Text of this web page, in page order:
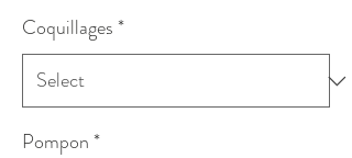
Coquillages *
Pompon *